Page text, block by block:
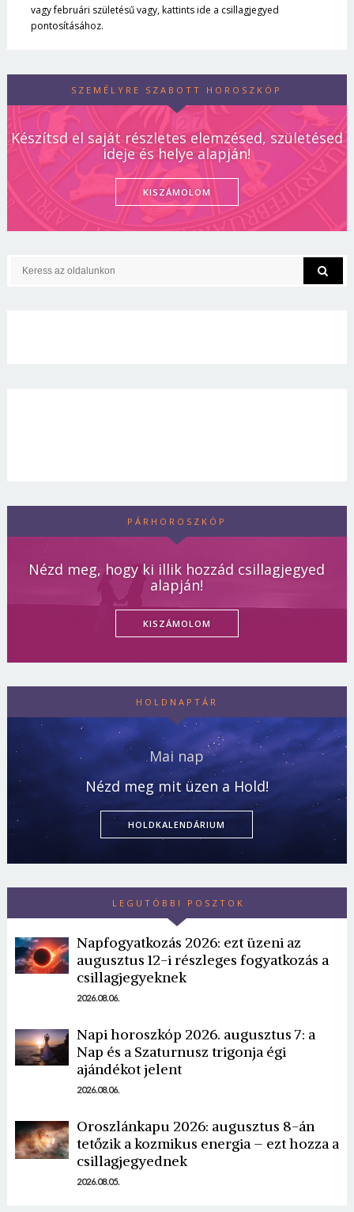
vagy februári születésű vagy, kattints ide a csillagjegyed
pontosításához.
SZEMÉLYRE SZABOTT HOROSZKÓP
Készítsd el saját részletes elemzésed, születésed
ideje és helye alapján!
KISZÁMOLOM
PÁRHOROSZKÓP
Nézd meg, hogy ki illik hozzád csillagjegyed
alapján!
KISZÁMOLOM
HOLDNAPTÁR
Mai nap
Nézd meg mit üzen a Hold!
HOLDKALENDÁRIUM
LEGUTÓBBI POSZTOK
Napfogyatkozás 2026: ezt üzeni az
augusztus 12-i részleges fogyatkozás a
csillagjegyeknek
2026.08.06.
Napi horoszkóp 2026. augusztus 7: a
Nap és a Szaturnusz trigonja égi
ajándékot jelent
2026.08.06.
Oroszlánkapu 2026: augusztus 8-án
tetőzik a kozmikus energia – ezt hozza a
csillagjegyednek
2026.08.05.